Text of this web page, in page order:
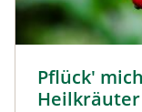
Pflück'